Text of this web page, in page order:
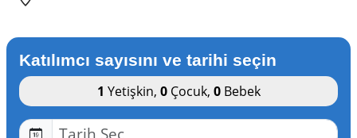
Katılımcı sayısını ve tarihi seçin
1 Yetişkin, 0Çocuk, 0Bebek